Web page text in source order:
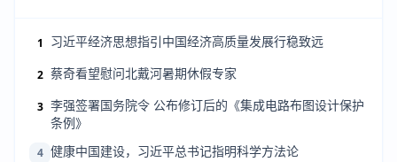
1 习近平经济思想指引中国经济高质量发展行稳致远
2 蔡奇看望慰问北戴河暑期休假专家
3 李强签署国务院令 公布修订后的《集成电路布图设计保护
条例》
4 健康中国建设，习近平总书记指明科学方法论